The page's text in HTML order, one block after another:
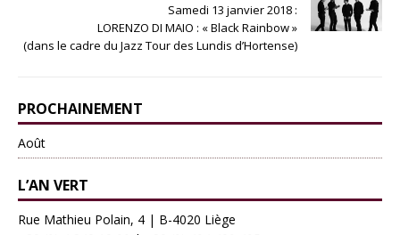
Samedi 13 janvier 2018 :
LORENZO DI MAIO : « Black Rainbow »
(dans le cadre du Jazz Tour des Lundis d’Hortense)
PROCHAINEMENT
Août
L’AN VERT
Rue Mathieu Polain, 4 | B-4020 Liège